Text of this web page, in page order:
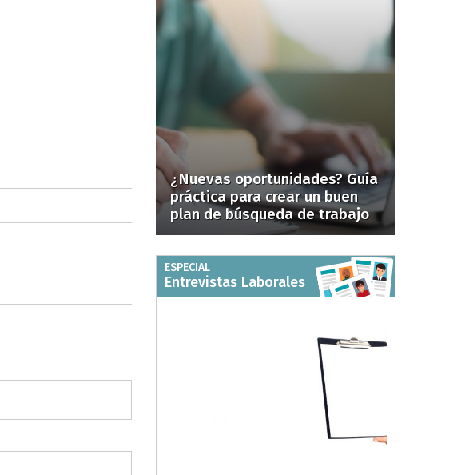
¿Nuevas oportunidades? Guía
práctica para crear un buen
plan de búsqueda de trabajo
ESPECIAL
Entrevistas Laborales